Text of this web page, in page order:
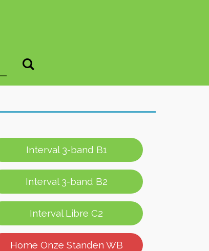
Interval 3-band B1
Interval 3-band B2
Interval Libre C2
Home Onze Standen WB